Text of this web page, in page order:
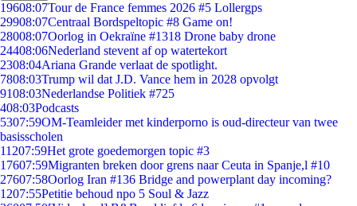
19608:07Tour de France femmes 2026 #5 Lollergps
29908:07Centraal Bordspeltopic #8 Game on!
28008:07Oorlog in Oekraïne #1318 Drone baby drone
24408:06Nederland stevent af op watertekort
2308:04Ariana Grande verlaat de spotlight.
7808:03Trump wil dat J.D. Vance hem in 2028 opvolgt
9108:03Nederlandse Politiek #725
408:03Podcasts
5307:59OM-Teamleider met kinderporno is oud-directeur van twee
basisscholen
11207:59Het grote goedemorgen topic #3
17607:59Migranten breken door grens naar Ceuta in Spanje,l #10
27607:58Oorlog Iran #136 Bridge and powerplant day incoming?
1207:55Petitie behoud npo 5 Soul & Jazz